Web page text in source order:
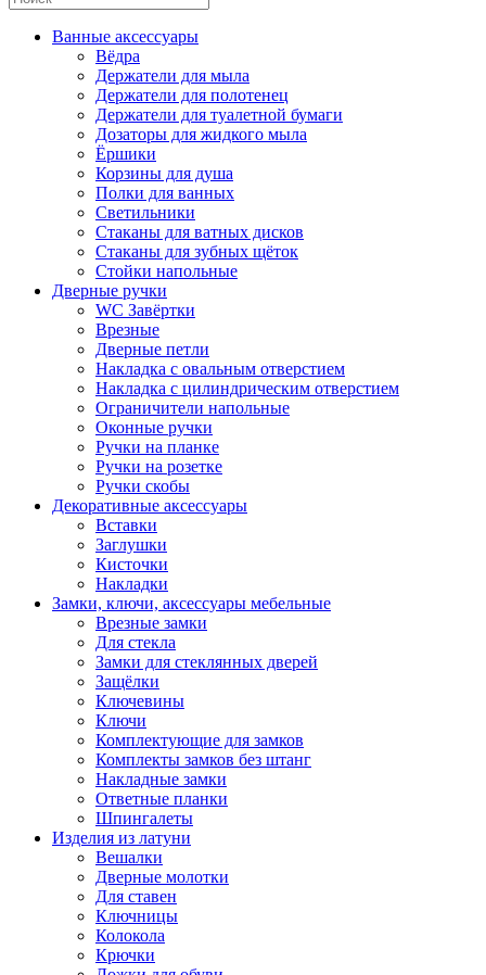
Ванные аксессуары
Вёдра
Держатели для мыла
Держатели для полотенец
Держатели для туалетной бумаги
Дозаторы для жидкого мыла
Ёршики
Корзины для душа
Полки для ванных
Светильники
Стаканы для ватных дисков
Стаканы для зубных щёток
Стойки напольные
Дверные ручки
WC Завёртки
Врезные
Дверные петли
Накладка с овальным отверстием
Накладка с цилиндрическим отверстием
Ограничители напольные
Оконные ручки
Ручки на планке
Ручки на розетке
Ручки скобы
Декоративные аксессуары
Вставки
Заглушки
Кисточки
Накладки
Замки, ключи, аксессуары мебельные
Врезные замки
Для стекла
Замки для стеклянных дверей
Защёлки
Ключевины
Ключи
Комплектующие для замков
Комплекты замков без штанг
Накладные замки
Ответные планки
Шпингалеты
Изделия из латуни
Вешалки
Дверные молотки
Для ставен
Ключницы
Колокола
Крючки